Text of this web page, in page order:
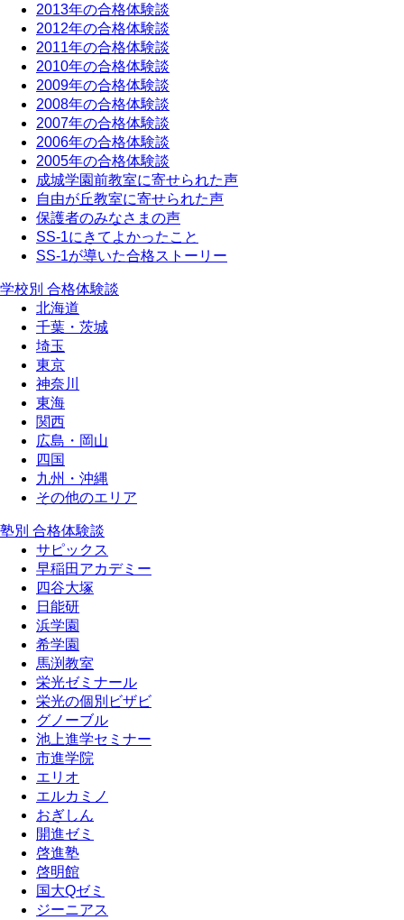
2013年の合格体験談
2012年の合格体験談
2011年の合格体験談
2010年の合格体験談
2009年の合格体験談
2008年の合格体験談
2007年の合格体験談
2006年の合格体験談
2005年の合格体験談
成城学園前教室に寄せられた声
自由が丘教室に寄せられた声
保護者のみなさまの声
SS-1にきてよかったこと
SS-1が導いた合格ストーリー
学校別 合格体験談
北海道
千葉・茨城
埼玉
東京
神奈川
東海
関西
広島・岡山
四国
九州・沖縄
その他のエリア
塾別 合格体験談
サピックス
早稲田アカデミー
四谷大塚
日能研
浜学園
希学園
馬渕教室
栄光ゼミナール
栄光の個別ビザビ
グノーブル
池上進学セミナー
市進学院
エリオ
エルカミノ
おぎしん
開進ゼミ
啓進塾
啓明館
国大Qゼミ
ジーニアス